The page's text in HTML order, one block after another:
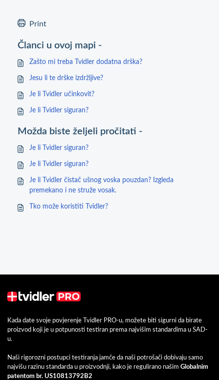
Print
Članci u ovoj mapi -
Zašto mi treba Tvidler dodatna drška?
Jesu li te drške izdržljive?
Je li Tvidler učinkovit?
Je li Tvidler siguran?
Možda biste željeli pročitati -
Je li Tvidler siguran?
Je li Tvidler siguran?
Je li Tvidler čistač ušnog voska pouzdan? Izgleda
premekano i ne struže vosak.
Tko može koristiti Tvidler?
Kada date svoje povjerenje Tvidler PRO-u, možete biti sigurni da birate
proizvod koji je u potpunosti testiran prema najvišim standardima u SAD-
u.
Naši rigorozni postupci testiranja jamče da naši potrošači dobivaju samo
najvišu razinu standarda u proizvodnji, kako je regulirano našim Globalnim
patentom br. US10813792B2